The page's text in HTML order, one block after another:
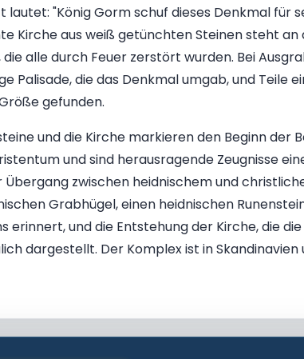
"König Gorm schuf dieses Denkmal für
Kirche aus weiß getünchten Steinen steht an
alle durch Feuer zerstört wurden. Bei
Palisade, die das Denkmal umgab, und Teile
gefunden.
und die Kirche markieren den Beginn der
und sind herausragende Zeugnisse
zwischen heidnischem und
Grabhügel, einen heidnischen
erinnert, und die Entstehung der Kirche, die
dargestellt. Der Komplex ist in Skandinavien